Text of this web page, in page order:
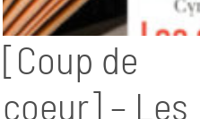
[Coup de
coeur] – Les